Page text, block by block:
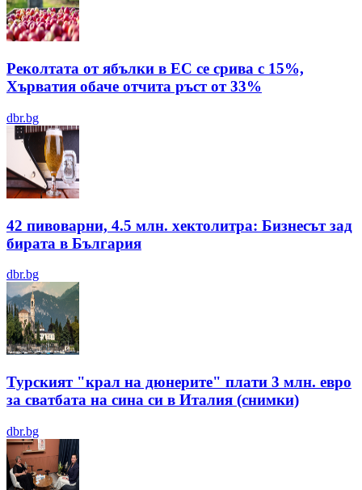
Реколтата от ябълки в ЕС се срива с 15%,
Хърватия обаче отчита ръст от 33%
dbr.bg
42 пивоварни, 4.5 млн. хектолитра: Бизнесът зад
бирата в България
dbr.bg
Турският "крал на дюнерите" плати 3 млн. евро
за сватбата на сина си в Италия (снимки)
dbr.bg